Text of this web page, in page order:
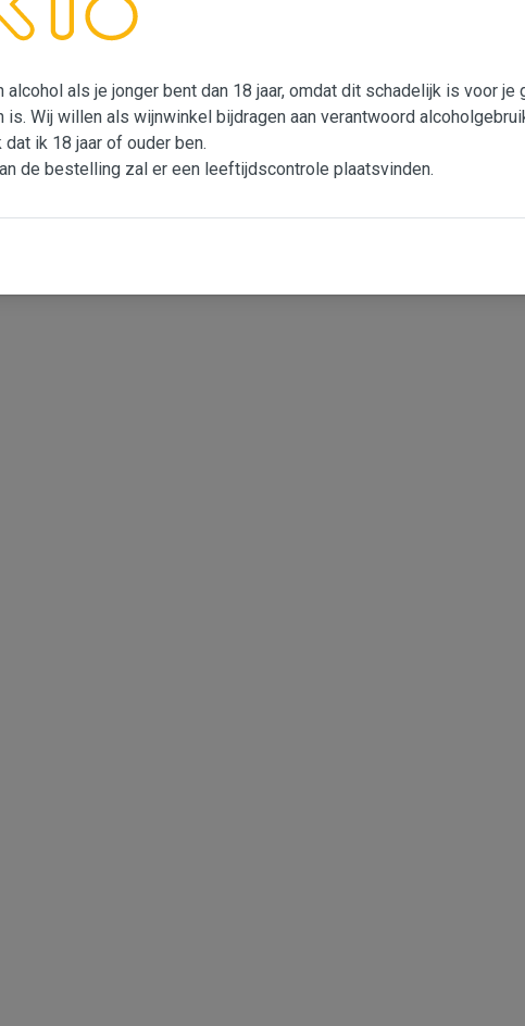
alcohol als je jonger bent dan 18 jaar, omdat dit schadelijk is voor je
Wij willen als wijnwinkel bijdragen aan verantwoord
ik 18 jaar of ouder ben.
de bestelling zal er een leeftijdscontrole plaatsvinden.